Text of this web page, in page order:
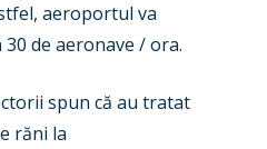
aeroportul va
de aeronave / ora.
spun că au tratat
răni la